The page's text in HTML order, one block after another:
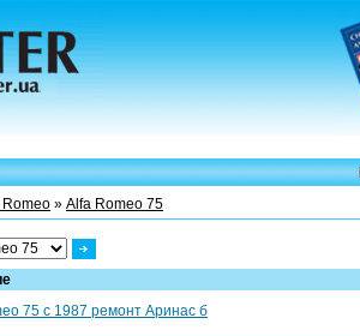
Romeo » Alfa Romeo 75
75 с 1987 ремонт Аринас б